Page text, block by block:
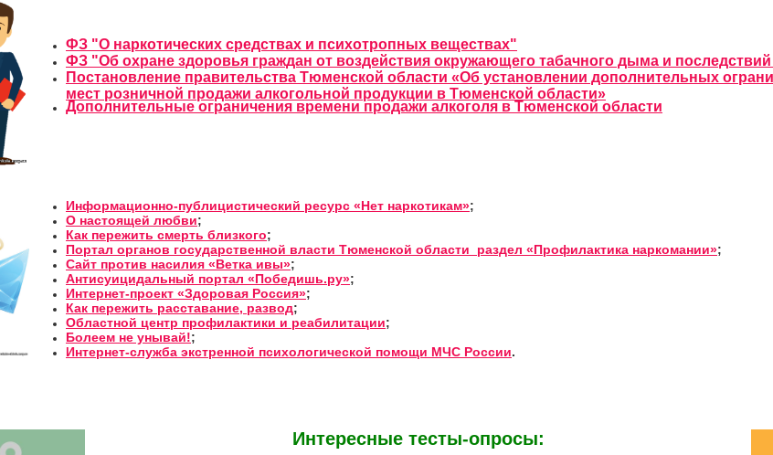
ФЗ "О наркотических средствах и психотропных веществах"
ФЗ "Об охране здоровья граждан от воздействия окружающего табачного дыма и
Постановление правительства Тюменской области «Об установлении дополнительных
мест розничной продажи алкогольной продукции в Тюменской области»
Дополнительные ограничения времени продажи алкоголя в Тюменской области
Информационно-публицистический ресурс «Нет наркотикам»;
О настоящей любви;
Как пережить смерть близкого;
Портал органов государственной власти Тюменской области раздел «Профилактика наркомании»;
Сайт против насилия «Ветка ивы»;
Антисуицидальный портал «Победишь.ру»;
Интернет-проект «Здоровая Россия»;
Как пережить расставание, развод;
Областной центр профилактики и реабилитации;
Болеем не унывай!;
Интернет-служба экстренной психологической помощи МЧС России.
Интересные тесты-опросы: